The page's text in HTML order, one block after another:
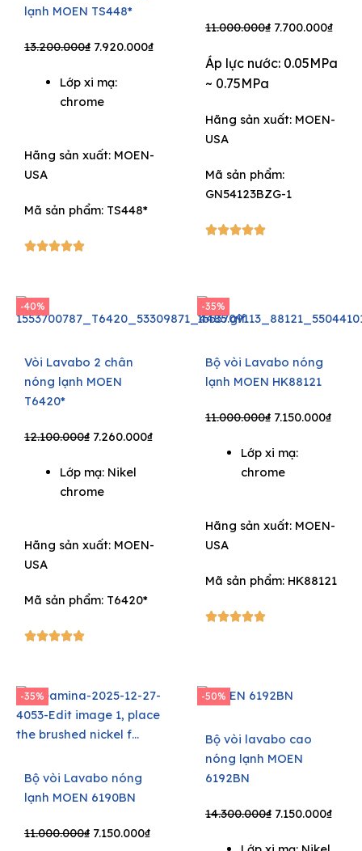
lạnh MOEN TS448*
13.200.000₫ Original
was:
13.200.000₫.
7.920.000₫Current
Lớp xi mạ:
chrome
Hãng sản xuất: MOEN-
USA
Mã sản phẩm: TS448*
5/5
11.000.000₫ Original
was:
7.700.000₫
is:
Áp lực nước: 0.05MPa
~ 0.75MPa
Hãng sản xuất: MOEN-
USA
Mã sản phẩm:
GN54123BZG-1
5/5
-40%
Vòi Lavabo 2 chân
nóng lạnh MOEN
T6420*
12.100.000₫ Original
was:
12.100.000₫.
7.260.000₫Current
Lớp mạ: Nikel
chrome
Hãng sản xuất: MOEN-
USA
Mã sản phẩm: T6420*
5/5
-35%
Bộ vòi Lavabo nóng
lạnh MOEN HK88121
11.000.000₫ Original
was:
11.000.000₫.
7.150.000₫
Lớp xi mạ:
chrome
Hãng sản xuất: MOEN-
USA
Mã sản phẩm: HK88121
5/5
-35%
Bộ vòi Lavabo nóng
lạnh MOEN 6190BN
11.000.000₫ Original
7.150.000₫Current
-50%
Bộ vòi lavabo cao
nóng lạnh MOEN
6192BN
14.300.000₫ Original
7.150.000₫